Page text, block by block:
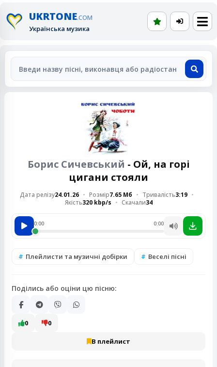
UKRTONE.COM
Українська музика
Борис Сичевський - Ой, на горі
цигани стояли
Дата релізу24.01.26 Розмір7.65 Мб Тривалість3:19
Якість320 kbp/s Скачали34
0:00 0:00
Плейлисти та музичні добірки Веселі пісні
Поділись або оціни цю пісню:
0 0
В плейлист